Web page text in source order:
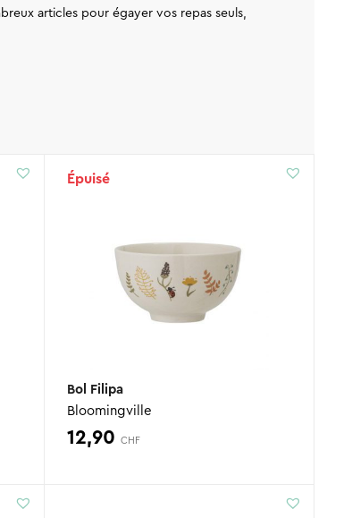
articles pour égayer vos repas seuls,
Épuisé
Bol Filipa
Bloomingville
12,90CHF